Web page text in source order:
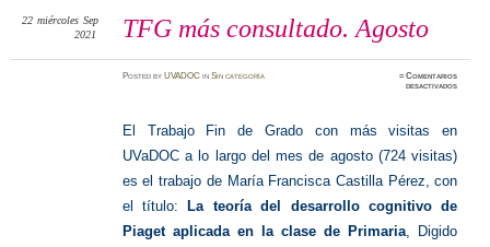
TFG más consultado. Agosto
22 miércoles Sep
2021
PostedbyUVADOC inSin categoría ≈Comentarios
desactivadosen
El Trabajo Fin de Grado con más visitas en
UVaDOC a lo largo del mes de agosto (724 visitas)
es el trabajo de María Francisca Castilla Pérez, con
el título:
La teoría del desarrollo cognitivo de
Piaget aplicada en la clase de Primaria, Digido